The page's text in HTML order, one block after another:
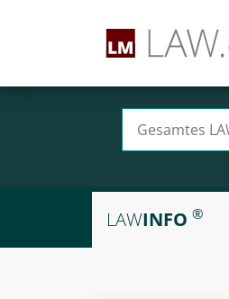
LAWINFO ®